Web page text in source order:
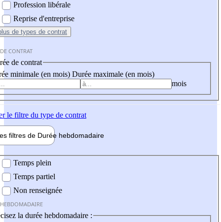
Profession libérale
Reprise d'entreprise
de types de contrat
CONTRAT
de contrat
minimale (en mois) Durée maximale (en mois)
mois
le filtre du type de contrat
filtres de Durée hebdomadaire
Temps plein
Temps partiel
Non renseignée
la durée hebdomadaire :